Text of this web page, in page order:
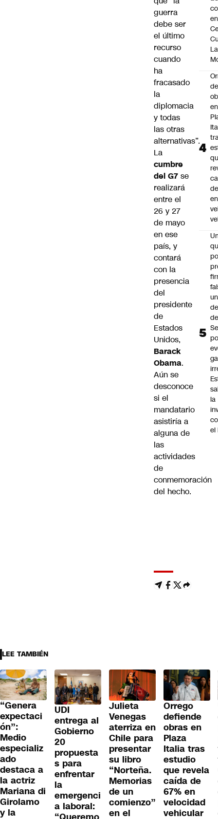
guerra
debe ser
el último
recurso
cuando
ha
fracasado
la
diplomacia
y todas
las otras
alternativas”.
La
cumbre
del G7 se
realizará
entre el
26 y 27
de mayo
en ese
país, y
contará
con la
presencia
del
presidente
de
Estados
Unidos,
Barack
Obama.
Aún se
desconoce
si el
mandatario
asistiría a
alguna de
las
actividades
de
conmemoración
del hecho.
La
en
en
la
el
LEE TAMBIÉN
“Genera
expectaci
ón”:
Medio
especializ
ado
destaca a
la actriz
Mariana di
Girolamo
y la
UDI
entrega al
Gobierno
20
propuesta
s para
enfrentar
la
emergenci
a laboral:
Julieta
Venegas
aterriza en
Chile para
presentar
su libro
“Norteña.
Memorias
de un
comienzo”
en el
Orrego
defiende
obras en
Plaza
Italia tras
estudio
que revela
caída de
67% en
velocidad
vehicular